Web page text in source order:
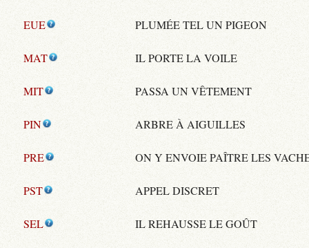
EUE PLUMÉE TEL UN PIGEON
MAT IL PORTE LA VOILE
MIT PASSA UN VÊTEMENT
PIN ARBRE À AIGUILLES
PRE ON Y ENVOIE PAÎTRE LES
PST APPEL DISCRET
SEL IL REHAUSSE LE GOÛT